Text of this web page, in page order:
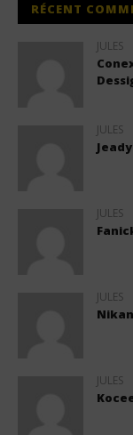
RÉCENT
JULES
JULES
JULES
JULES
JULES